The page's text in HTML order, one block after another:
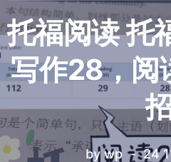
托福阅读 托
写作28，阅
by wp 24